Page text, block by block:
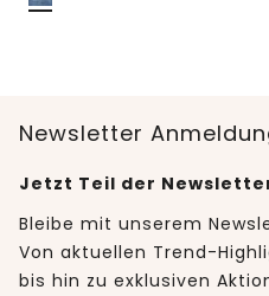
Newsletter
Jetzt Teil der
Bleibe mit unserem
Von aktuellen Trend-
bis hin zu exklusiven